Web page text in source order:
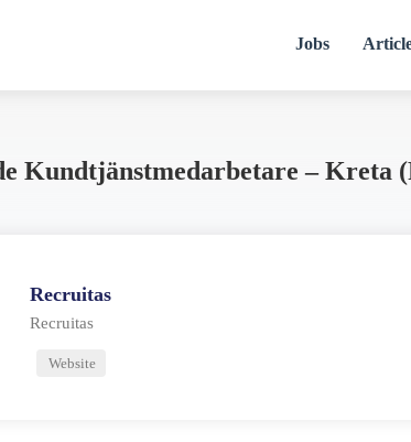
Jobs
Kundtjänstmedarbetare –
Recruitas
Recruitas
Website